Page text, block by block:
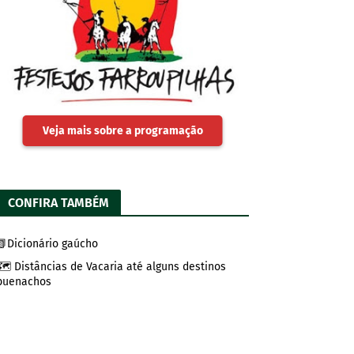
Veja mais sobre a programação
CONFIRA TAMBÉM
gaúcho
Distâncias de Vacaria até alguns destinos